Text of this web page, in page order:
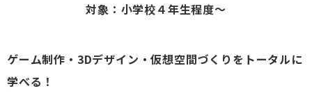
対象：小学校４年生程度～
ゲーム制作・3Dデザイン・仮想空間づくりをトータルに
学べる！